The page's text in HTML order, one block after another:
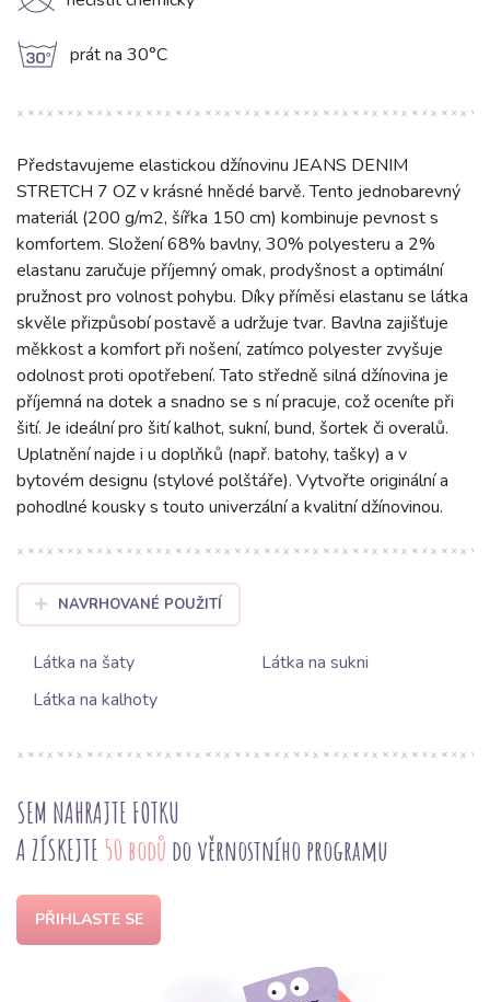
g prát na 30°C
Představujeme elastickou džínovinu JEANS DENIM
STRETCH 7 OZ v krásné hnědé barvě. Tento jednobarevný
materiál (200 g/m2, šířka 150 cm) kombinuje pevnost s
komfortem. Složení 68% bavlny, 30% polyesteru a 2%
elastanu zaručuje příjemný omak, prodyšnost a optimální
pružnost pro volnost pohybu. Díky příměsi elastanu se látka
skvěle přizpůsobí postavě a udržuje tvar. Bavlna zajišťuje
měkkost a komfort při nošení, zatímco polyester zvyšuje
odolnost proti opotřebení. Tato středně silná džínovina je
příjemná na dotek a snadno se s ní pracuje, což oceníte při
šití. Je ideální pro šití kalhot, sukní, bund, šortek či overalů.
Uplatnění najde i u doplňků (např. batohy, tašky) a v
bytovém designu (stylové polštáře). Vytvořte originální a
pohodlné kousky s touto univerzální a kvalitní džínovinou.
NAVRHOVANÉ POUŽITÍ
Látka na šaty
Látka na sukni
Látka na kalhoty
SEM NAHRAJTE FOTKU
A ZÍSKEJTE 50 bodů do věrnostního programu
PŘIHLASTE SE